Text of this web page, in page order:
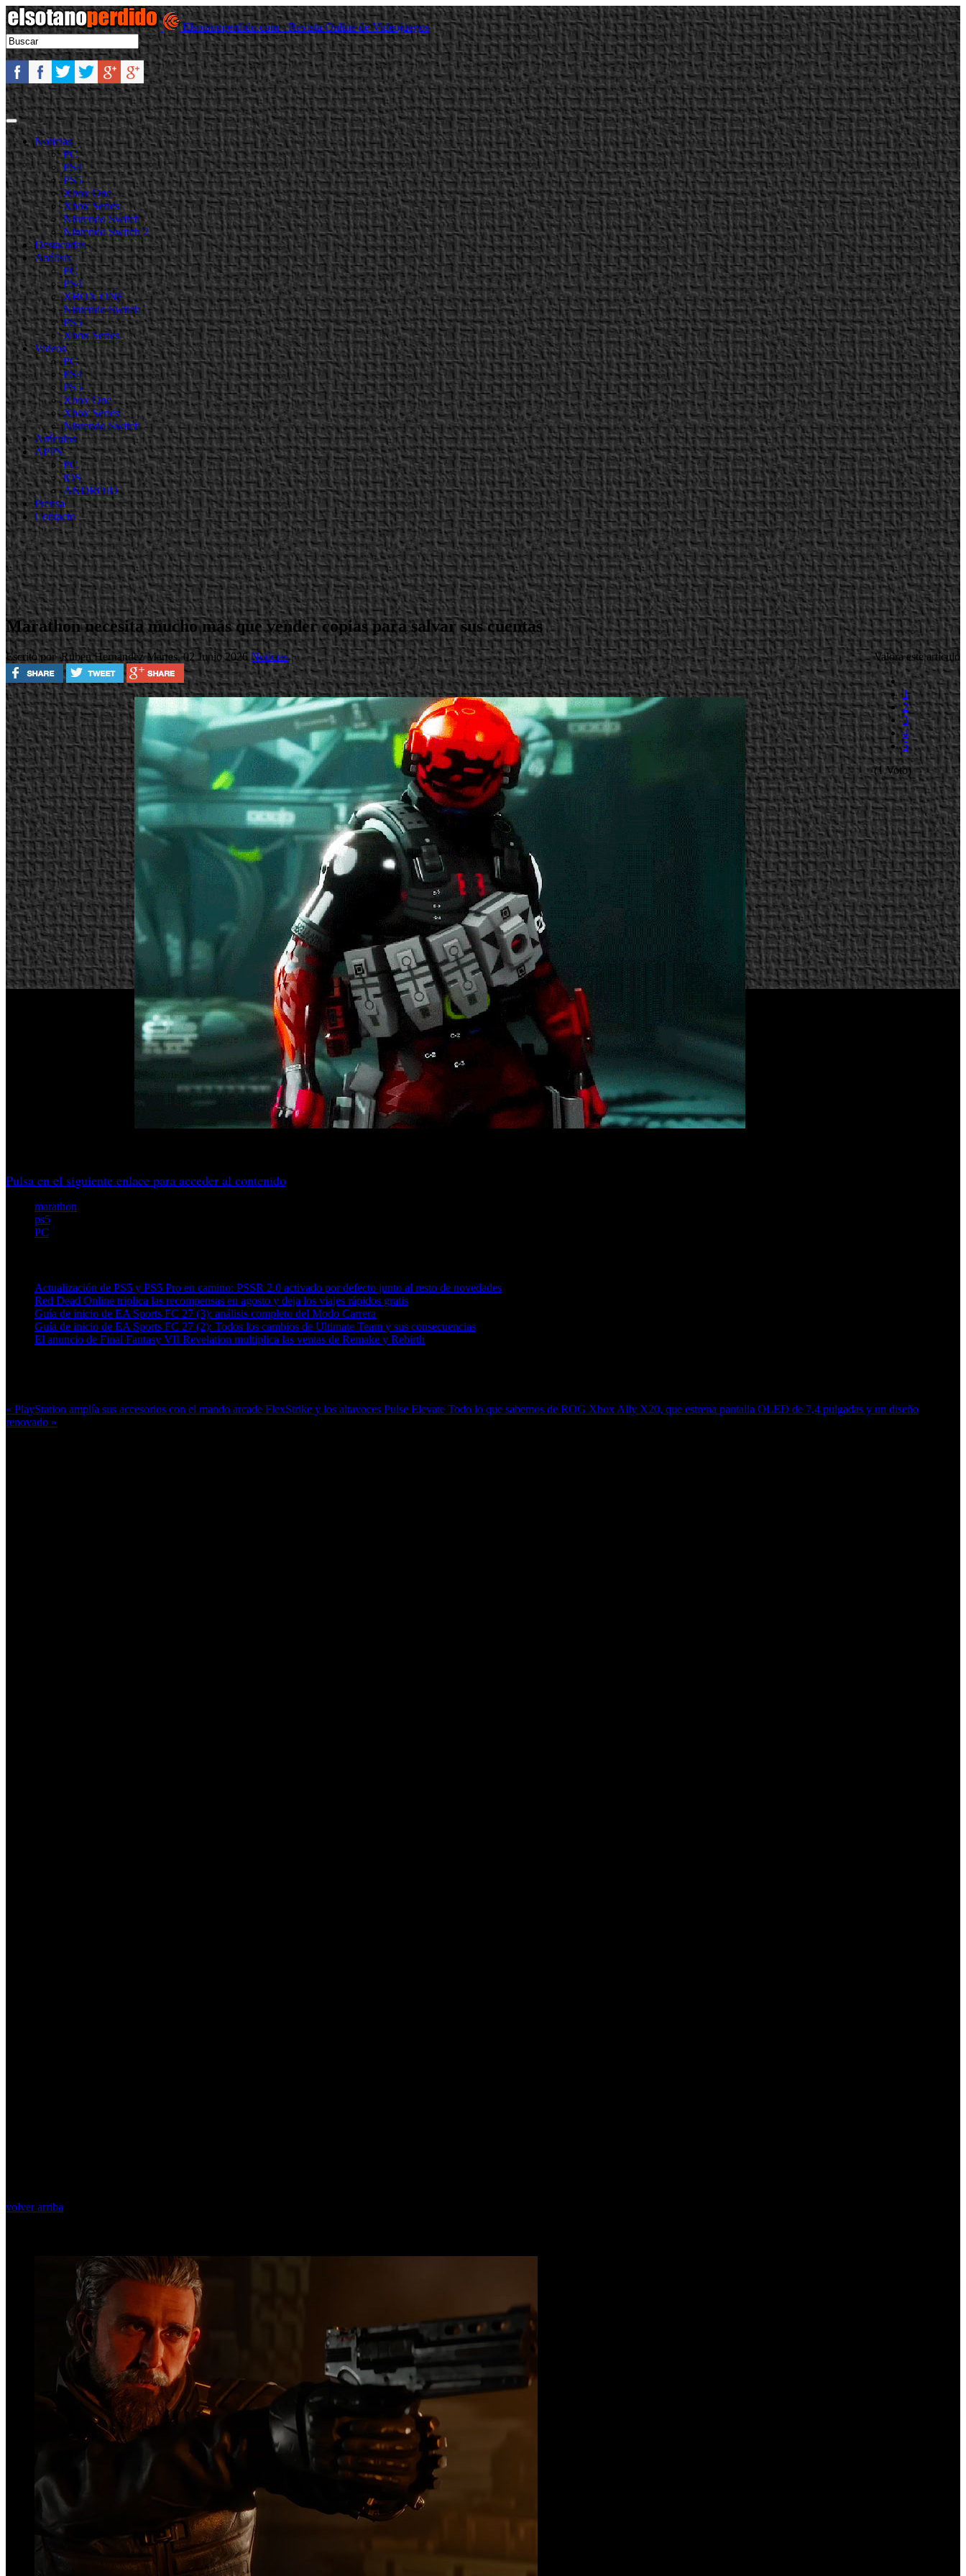
Elsotanoperdido.com - Revista Online de Videojuegos
Noticias
PC
PS4
PS5
Xbox One
Xbox Series
Nintendo Switch
Nintendo Switch 2
Destacadas
Análisis
PC
PS4
XBOX ONE
Nintendo Switch
PS5
Xbox Series
Videos
PC
PS4
PS5
Xbox One
Xbox Series
Nintendo Switch
Artículos
APPS
PC
iOS
ANDROID
Prensa
Contacto
Marathon necesita mucho más que vender copias para salvar sus cuentas
Escrito por Ruben HernandezMartes, 02 Junio 2026 Noticias Valora este artículo
1
2
3
4
5
(1 Voto)
Pulsa en el siguiente enlace para acceder al contenido
marathon
ps5
PC
Actualización de PS5 y PS5 Pro en camino: PSSR 2.0 activado por defecto junto al resto de novedades
Red Dead Online triplica las recompensas en agosto y deja los viajes rápidos gratis
Guía de inicio de EA Sports FC 27 (3): análisis completo del Modo Carrera
Guía de inicio de EA Sports FC 27 (2): Todos los cambios de Ultimate Team y sus consecuencias
El anuncio de Final Fantasy VII Revelation multiplica las ventas de Remake y Rebirth
« PlayStation amplía sus accesorios con el mando arcade FlexStrike y los altavoces Pulse Elevate Todo lo que sabemos de ROG Xbox Ally X20, que estrena pantalla OLED de 7,4 pulgadas y un diseño
renovado »
volver arriba